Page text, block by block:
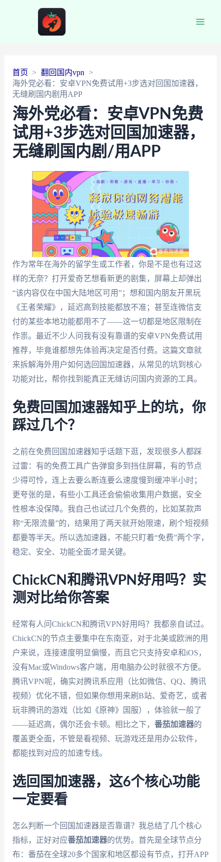
首页
翻回国内vpn
海外党必看：安卓VPN免费试用+3步选对回国加速器，
无缝刷国内剧用APP
海外党必看：安卓VPN免费
试用+3步选对回国加速器，
无缝刷国内剧/用APP
作为常年在海外的留学生或工作者，你是不是也有过这
样的无奈？打开爱奇艺想看新更的剧集，屏幕上却弹出
“该内容仅在中国大陆地区可用”；想和国内朋友开黑玩
《王者荣耀》，延迟高到技能都放不准；甚至连微信支
付的某些本地功能都用不了——这一切都是地区限制在
作祟。最近不少人问我有没有靠谱的安卓VPN免费试用
推荐，毕竟谁都想先体验再决定是否付费。这篇文章就
来拆解海外用户如何选回国加速器，从常见的坑到核心
功能对比，帮你找到能真正无缝访问国内资源的工具。
免费回国加速器知乎上的坑，你
踩过几个？
之前在免费回国加速器知乎话题下逛，发现很多人都踩
过雷：有的免费工具广告弹窗多到挡住屏幕，有的节点
少得可怜，连上去要么断连要么速度慢到缓冲半小时；
更夸张的是，有些小工具还会偷偷收集用户数据，安全
性根本没保障。我自己也试过几个免费的，比如某款声
称“无限流量”的，结果用了两天就开始限速，刷个短视频
都要等半天。所以选加速器，不能只盯着“免费”两个字，
稳定、安全、功能全面才是关键。
ChickCN和腾讯VPN好用吗？实
测对比给你答案
经常有人问ChickCN和腾讯VPN好用吗？我都亲自试过。
ChickCN的节点主要集中在东南亚，对于北美或欧洲的用
户来说，连接速度明显偏慢，而且它只支持安卓和iOS，
没有Mac或Windows客户端，用电脑办公时就很不方便。
腾讯VPN呢，确实对腾讯系应用（比如微信、QQ、腾讯
视频）优化不错，但如果你想用来刷B站、爱奇艺，或者
玩非腾讯的游戏（比如《原神》国服），体验就一般了
——延迟高，偶尔还会卡顿。相比之下， 番茄加速器的
覆盖更全面，不管是看视频、玩游戏还是用办公软件，
都能找到对应的加速专线。
选回国加速器，这6个核心功能
一定要看
怎么判断一个回国加速器是否靠谱？我总结了几个核心
指标，正好对应番茄加速器的优势。首先是全球节点分
布：番茄在全球20多个国家和地区都设有节点，打开APP